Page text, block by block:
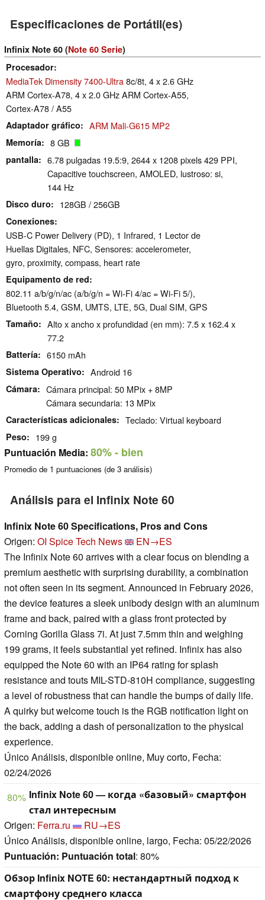
Especificaciones de Portátil(es)
Infinix Note 60 (Note 60 Serie)
Procesador
MediaTek Dimensity 7400-Ultra8c/8t, 4 x 2.6 GHz
ARM Cortex-A78, 4 x 2.0 GHz ARM Cortex-A55,
Cortex-A78 / A55
Adaptador gráfico ARM Mali-G615 MP2
Memoría 8 GB
pantalla
6.78 pulgadas 19.5:9, 2644 x 1208 pixels 429 PPI,
Capacitive touchscreen, AMOLED, lustroso: si,
144 Hz
Disco duro 128GB / 256GB
Conexiones
USB-C Power Delivery (PD), 1 Infrared, 1 Lector de
Huellas Digitales, NFC, Sensores: accelerometer,
gyro, proximity, compass, heart rate
Equipamento de red
802.11 a/b/g/n/ac (a/b/g/n = Wi-Fi 4/ac = Wi-Fi 5/),
Bluetooth 5.4, GSM, UMTS, LTE, 5G, Dual SIM, GPS
Tamaño
Alto x ancho x profundidad (en mm): 7.5 x 162.4 x
77.2
Battería 6150 mAh
Sistema Operativo Android 16
Cámara
Cámara principal: 50 MPix + 8MP
Cámara secundaria: 13 MPix
Características adicionales Teclado: Virtual keyboard
Peso 199 g
Puntuación Media: 80%- bien
Promedio de 1 puntuaciones (de 3 análisis)
Análisis para el Infinix Note 60
Infinix Note 60 Specifications, Pros and Cons
Origen: OI Spice Tech News
EN→ES
The Infinix Note 60 arrives with a clear focus on blending a
premium aesthetic with surprising durability, a combination
not often seen in its segment. Announced in February 2026,
the device features a sleek unibody design with an aluminum
frame and back, paired with a glass front protected by
Corning Gorilla Glass 7i. At just 7.5mm thin and weighing
199 grams, it feels substantial yet refined. Infinix has also
equipped the Note 60 with an IP64 rating for splash
resistance and touts MIL-STD-810H compliance, suggesting
a level of robustness that can handle the bumps of daily life.
A quirky but welcome touch is the RGB notification light on
the back, adding a dash of personalization to the physical
experience.
Único Análisis, disponible online, Muy corto, Fecha:
02/24/2026
80% Infinix Note 60 — когда «базовый» смартфон
стал интересным
Origen: Ferra.ru
RU→ES
Único Análisis, disponible online, largo, Fecha: 05/22/2026
Puntuación: Puntuación total: 80%
Обзор Infinix NOTE 60: нестандартный подход к
смартфону среднего класса